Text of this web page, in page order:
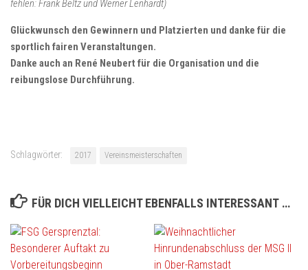
fehlen: Frank Beltz und Werner Lenhardt)
Glückwunsch den Gewinnern und Platzierten und danke für die
sportlich fairen Veranstaltungen.
Danke auch an René Neubert für die Organisation und die
reibungslose Durchführung.
Schlagwörter: 2017 Vereinsmeisterschaften
FÜR DICH VIELLEICHT EBENFALLS INTERESSANT …